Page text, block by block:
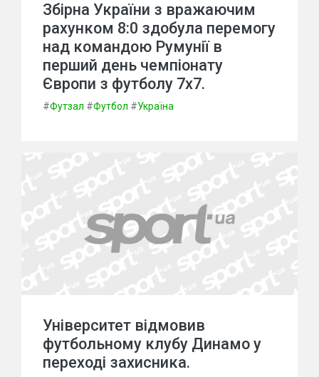
Збірна України з вражаючим
рахунком 8:0 здобула перемогу
над командою Румунії в
перший день чемпіонату
Європи з футболу 7х7.
#Футзал #Футбол #Україна
Університет відмовив
футбольному клубу Динамо у
переході захисника.